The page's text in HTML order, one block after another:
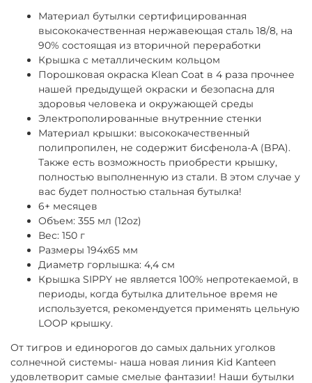
Материал бутылки сертифицированная
высококачественная нержавеющая сталь 18/8, на
90% состоящая из вторичной переработки
Крышка с металлическим кольцом
Порошковая окраска Klean Coat в 4 раза прочнее
нашей предыдущей окраски и безопасна для
здоровья человека и окружающей среды
Электрополированные внутренние стенки
Материал крышки: высококачественный
полипропилен, не содержит бисфенола-А (BPA).
Также есть возможность приобрести крышку,
полностью выполненную из стали. В этом случае у
вас будет полностью стальная бутылка!
6+ месяцев
Объем: 355 мл (12oz)
Вес: 150 г
Размеры 194x65 мм
Диаметр горлышка: 4,4 см
Крышка SIPPY не является 100% непротекаемой, в
периоды, когда бутылка длительное время не
используется, рекомендуется применять цельную
LOOP крышку.
От тигров и единорогов до самых дальних уголков
солнечной системы- наша новая линия Kid Kanteen
удовлетворит самые смелые фантазии! Наши бутылки